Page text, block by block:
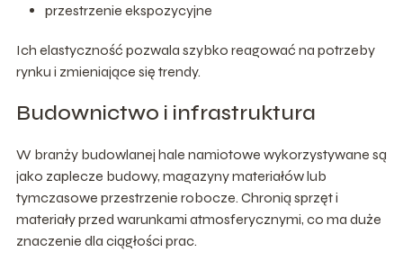
przestrzenie ekspozycyjne
Ich elastyczność pozwala szybko reagować na potrzeby
rynku i zmieniające się trendy.
Budownictwo i infrastruktura
W branży budowlanej hale namiotowe wykorzystywane są
jako zaplecze budowy, magazyny materiałów lub
tymczasowe przestrzenie robocze. Chronią sprzęt i
materiały przed warunkami atmosferycznymi, co ma duże
znaczenie dla ciągłości prac.